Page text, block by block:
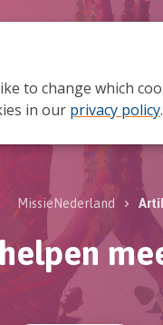
to change which
in our privacy policy.
Wat we doen
MissieNederland